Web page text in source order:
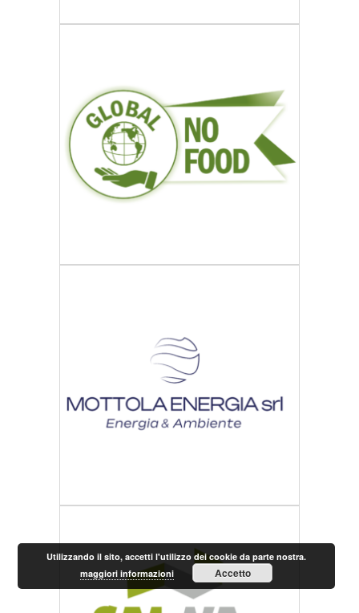
Utilizzando il sito, accetti l'utilizzo dei cookie da parte nostra.
maggiori informazioni
Accetto